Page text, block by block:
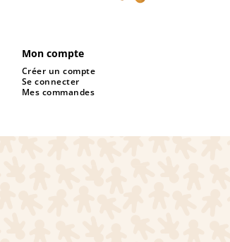
Mon compte
Créer un compte
Se connecter
Mes commandes